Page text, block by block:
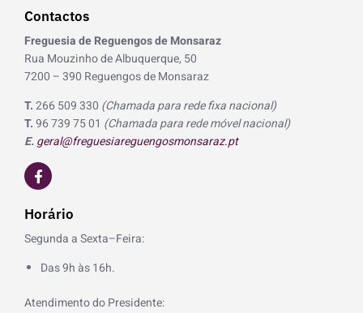
Contactos
Freguesia de Reguengos de Monsaraz
Rua Mouzinho de Albuquerque, 50
7200 – 390 Reguengos de Monsaraz
T.266 509 330 (Chamada para rede fixa nacional)
T.96 739 75 01 (Chamada para rede móvel nacional)
E.geral@freguesiareguengosmonsaraz.pt
F
a
c
e
b
o
o
k
Horário
Segunda a Sexta–Feira:
Das 9h às 16h.
Atendimento do Presidente: